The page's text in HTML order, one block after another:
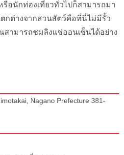
อนักท่องเที่ยวทั่วไปก็สามารถมา
กต่างจากสวนสัตว์คือที่นี่ไม่มีรั้ว
ามารถชมลิงแช่ออนเซ็นได้อย่าง
Nagano Prefecture 381-